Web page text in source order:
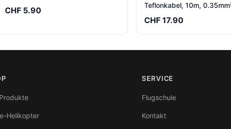
CHF 5.90
Teflonkabel, 10m,
CHF 17.90
Helikopter
SERVICE
Flugschule
Kontakt